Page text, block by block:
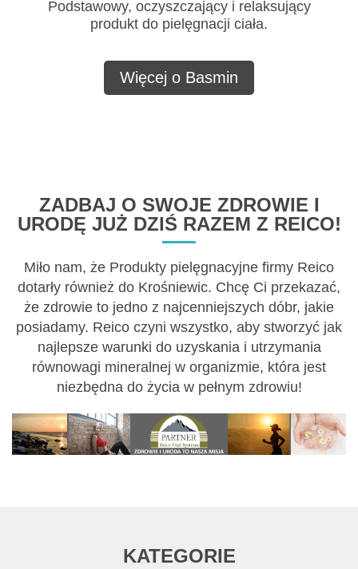
Podstawowy, oczyszczający i relaksujący
produkt do pielęgnacji ciała.
Więcej o Basmin
ZADBAJ O SWOJE ZDROWIE I
URODĘ JUŻ DZIŚ RAZEM Z REICO!
Miło nam, że Produkty pielęgnacyjne firmy Reico
dotarły również do Krośniewic. Chcę Ci przekazać,
że zdrowie to jedno z najcenniejszych dóbr, jakie
posiadamy. Reico czyni wszystko, aby stworzyć jak
najlepsze warunki do uzyskania i utrzymania
równowagi mineralnej w organizmie, która jest
niezbędna do życia w pełnym zdrowiu!
KATEGORIE